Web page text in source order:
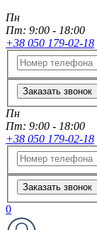
Пн
Пт: 9:00 - 18:00
+38 050 179-02-18
Заказать звонок
Пн
Пт: 9:00 - 18:00
+38 050 179-02-18
Заказать звонок
0